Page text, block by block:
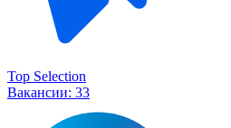
Top Selection
Вакансии: 33